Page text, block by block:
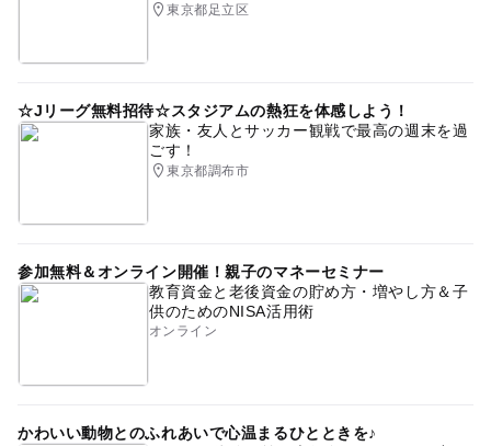
東京都足立区
☆Jリーグ無料招待☆スタジアムの熱狂を体感しよう！
家族・友人とサッカー観戦で最高の週末を過
ごす！
東京都調布市
参加無料＆オンライン開催！親子のマネーセミナー
教育資金と老後資金の貯め方・増やし方＆子
供のためのNISA活用術
オンライン
かわいい動物とのふれあいで心温まるひとときを♪